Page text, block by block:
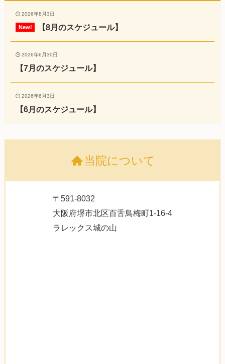
2026年8月3日
【8月のスケジュール】
2026年6月30日
【7月のスケジュール】
2026年6月3日
【6月のスケジュール】
当院について
〒591-8032
大阪府堺市北区百舌鳥梅町1-16-4
ラレックス城の山